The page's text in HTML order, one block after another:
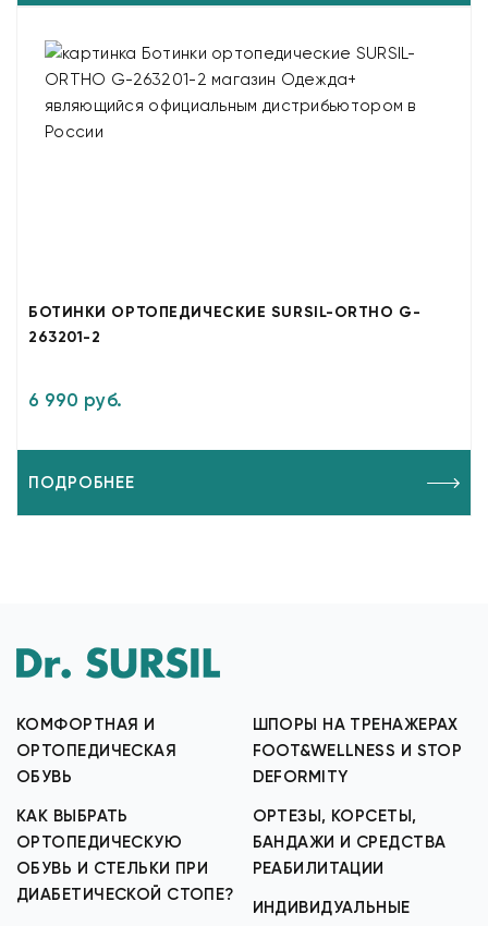
БОТИНКИ ОРТОПЕДИЧЕСКИЕ SURSIL-ORTHO G-
263201-2
6 990 руб.
ПОДРОБНЕЕ
КОМФОРТНАЯ И
ОРТОПЕДИЧЕСКАЯ
ОБУВЬ
КАК ВЫБРАТЬ
ОРТОПЕДИЧЕСКУЮ
ОБУВЬ И СТЕЛЬКИ ПРИ
ДИАБЕТИЧЕСКОЙ СТОПЕ?
ШПОРЫ НА ТРЕНАЖЕРАХ
FOOT&WELLNESS И STOP
DEFORMITY
ОРТЕЗЫ, КОРСЕТЫ,
БАНДАЖИ И СРЕДСТВА
РЕАБИЛИТАЦИИ
ИНДИВИДУАЛЬНЫЕ